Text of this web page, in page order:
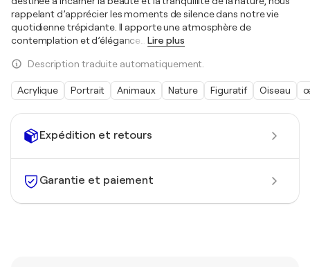
Expédition et retours
Garantie et paiement
rappelant d’apprécier les moments de silence dans notre vie
quotidienne trépidante. Il apporte une atmosphère de
contemplation et d’élégance
Lire plus
Description traduite automatiquement.
Acrylique Portrait Animaux Nature Figuratif Oiseau